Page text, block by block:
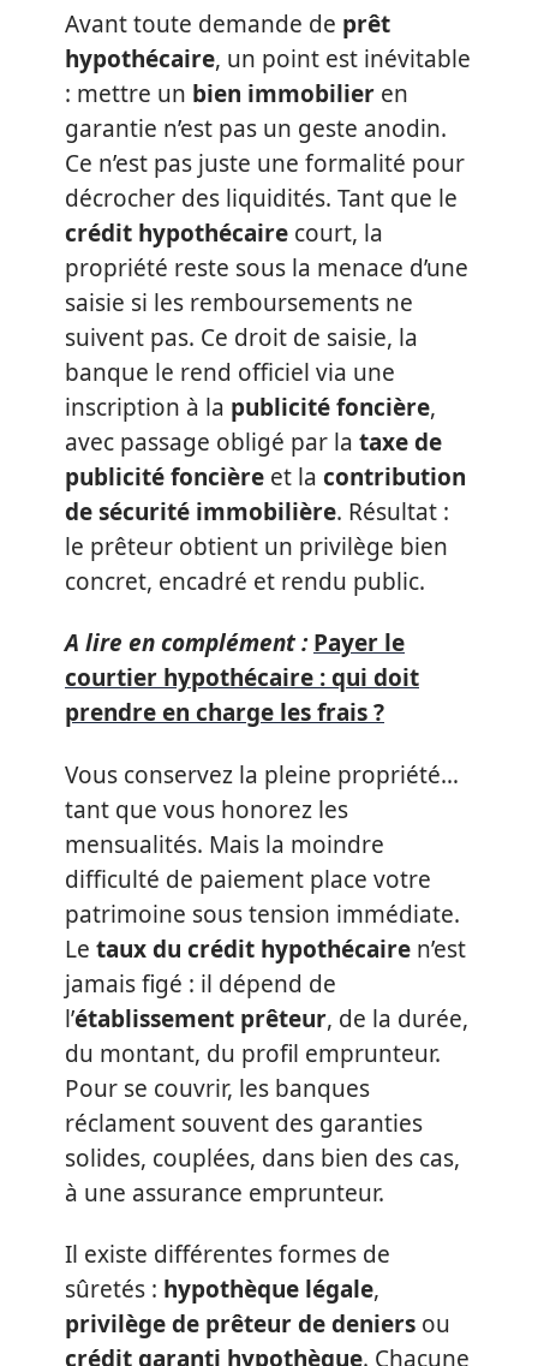
Avant toute demande de prêt
hypothécaire, un point est inévitable
: mettre un bien immobilier en
garantie n’est pas un geste anodin.
Ce n’est pas juste une formalité pour
décrocher des liquidités. Tant que le
crédit hypothécaire court, la
propriété reste sous la menace d’une
saisie si les remboursements ne
suivent pas. Ce droit de saisie, la
banque le rend officiel via une
inscription à la publicité foncière,
avec passage obligé par la taxe de
publicité foncière et la contribution
de sécurité immobilière. Résultat :
le prêteur obtient un privilège bien
concret, encadré et rendu public.
A lire en complément : Payer le
courtier hypothécaire : qui doit
prendre en charge les frais ?
Vous conservez la pleine propriété…
tant que vous honorez les
mensualités. Mais la moindre
difficulté de paiement place votre
patrimoine sous tension immédiate.
Le taux du crédit hypothécaire n’est
jamais figé : il dépend de
l’établissement prêteur, de la durée,
du montant, du profil emprunteur.
Pour se couvrir, les banques
réclament souvent des garanties
solides, couplées, dans bien des cas,
à une assurance emprunteur.
Il existe différentes formes de
sûretés : hypothèque légale,
privilège de prêteur de deniers ou
crédit garanti hypothèque. Chacune